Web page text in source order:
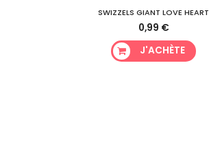
SWIZZELS GIANT LOVE HEART
0,99 €
J'ACHÈTE